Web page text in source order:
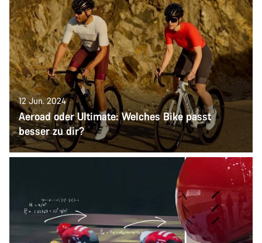
12 Jun. 2024
Aeroad oder Ultimate: Welches Bike passt
besser zu dir?